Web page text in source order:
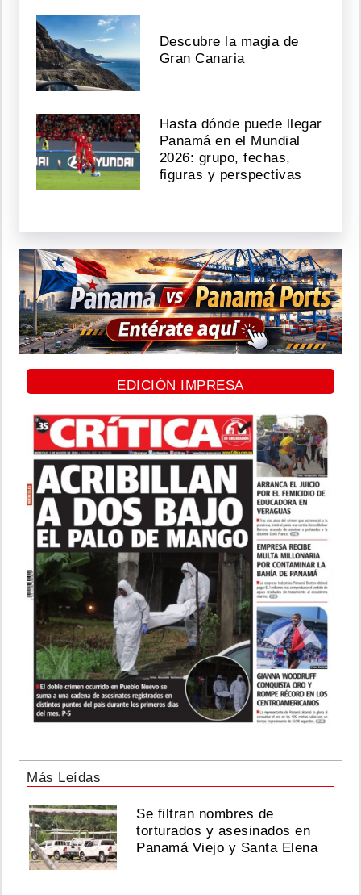
Descubre la magia de
Gran Canaria
Hasta dónde puede llegar
Panamá en el Mundial
2026: grupo, fechas,
figuras y perspectivas
EDICIÓN IMPRESA
Más Leídas
Se filtran nombres de
torturados y asesinados en
Panamá Viejo y Santa Elena